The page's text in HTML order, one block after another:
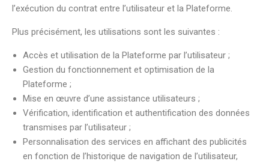
l’exécution du contrat entre l’utilisateur et la Plateforme.
Plus précisément, les utilisations sont les suivantes :
Accès et utilisation de la Plateforme par l’utilisateur ;
Gestion du fonctionnement et optimisation de la
Plateforme ;
Mise en œuvre d’une assistance utilisateurs ;
Vérification, identification et authentification des données
transmises par l’utilisateur ;
Personnalisation des services en affichant des publicités
en fonction de l’historique de navigation de l’utilisateur,